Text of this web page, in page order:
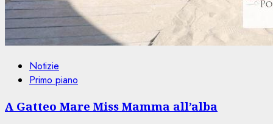
Notizie
Primo piano
A Gatteo Mare Miss Mamma all’alba